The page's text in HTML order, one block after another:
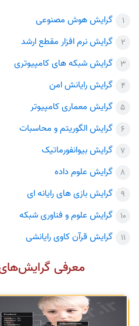
گرایش هوش مصنوعی
گرایش نرم افزار مقطع ارشد
گرایش شبکه های کامپیوتری
گرایش رایانش امن
گرایش معماری کامپیوتر
گرایش الگوریتم و محاسبات
گرایش بیوانفورماتیک
گرایش علوم داده
گرایش بازی های رایانه ای
گرایش علوم و فناوری شبکه
گرایش قرآن کاوی رایانشی
معرفی گرایش‌های